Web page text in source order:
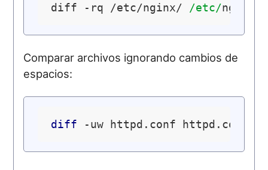
diff -rq /etc/nginx/ /etc/
Comparar archivos ignorando cambios de
espacios:
diff